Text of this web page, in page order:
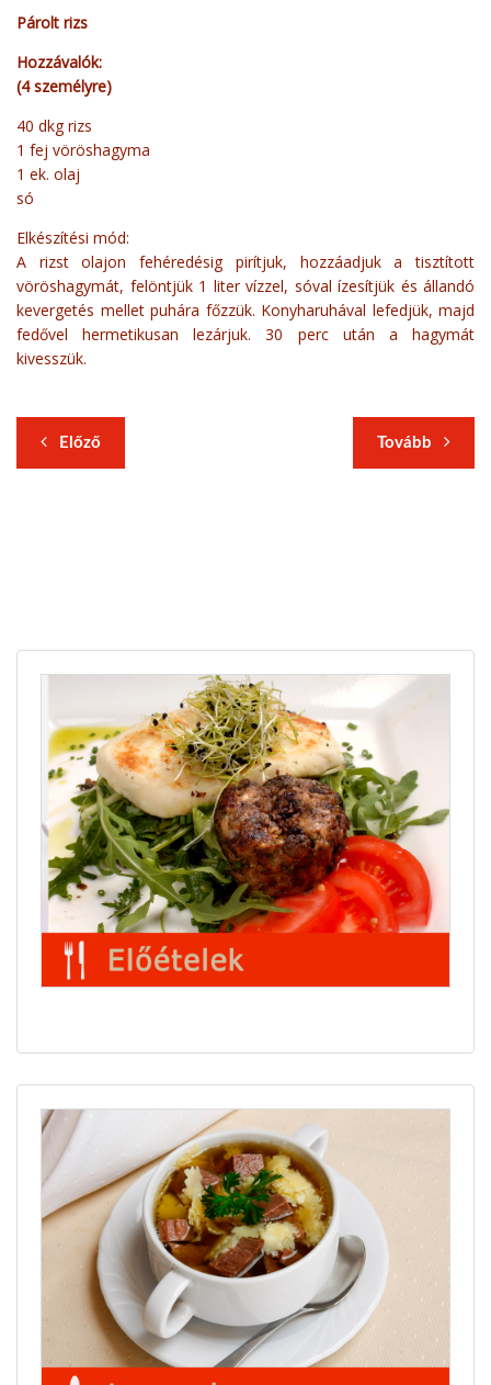
Párolt rizs
Hozzávalók:
(4 személyre)
40 dkg rizs
1 fej vöröshagyma
1 ek. olaj
só
Elkészítési mód:
A rizst olajon fehéredésig pirítjuk, hozzáadjuk a tisztított
vöröshagymát, felöntjük 1 liter vízzel, sóval ízesítjük és állandó
kevergetés mellet puhára főzzük. Konyharuhával lefedjük, majd
fedővel hermetikusan lezárjuk. 30 perc után a hagymát
kivesszük.
Előző Tovább